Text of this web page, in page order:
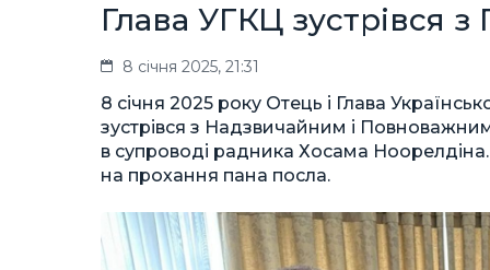
Глава УГКЦ зустрівся
8 січня 2025, 21:31
8 січня 2025 року Отець і Глава
зустрівся з Надзвичайним і
в супроводі радника Хосама Ноорелдіна.
на прохання пана посла.